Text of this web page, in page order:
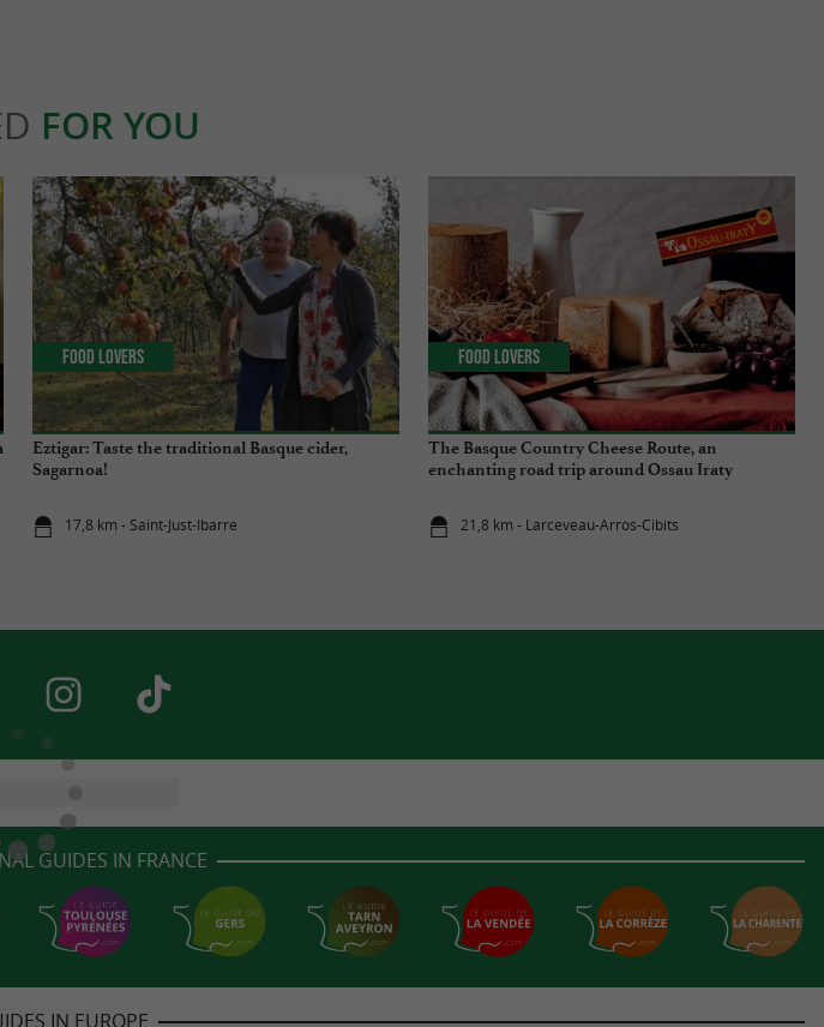
FOR YOU
Eztigar: Taste the traditional Basque cider,
Sagarnoa!
17,8 km - Saint-Just-Ibarre
Food Lovers
The Basque Country Cheese Route, an
enchanting road trip around Ossau Iraty
21,8 km - Larceveau-Arros-Cibits
Food Lovers
GUIDES IN FRANCE
IN EUROPE